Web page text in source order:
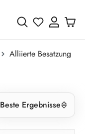
Du hast 0
Alliierte Besatzung
Beste Ergebnisse